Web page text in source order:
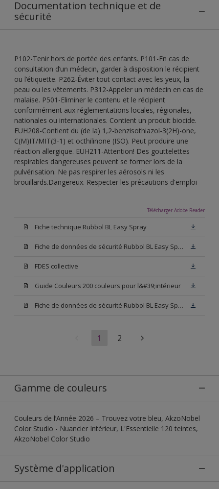
Documentation technique et de
sécurité
P102-Tenir hors de portée des enfants. P101-En cas de
consultation d’un médecin, garder à disposition le récipient
ou l’étiquette. P262-Éviter tout contact avec les yeux, la
peau ou les vêtements. P312-Appeler un médecin en cas de
malaise. P501-Eliminer le contenu et le récipient
conformément aux réglementations locales, régionales,
nationales ou internationales. Contient un produit biocide.
EUH208-Contient du (de la) 1,2-benzisothiazol-3(2H)-one,
C(M)IT/MIT(3-1) et octhilinone (ISO). Peut produire une
réaction allergique. EUH211-Attention! Des gouttelettes
respirables dangereuses peuvent se former lors de la
pulvérisation. Ne pas respirer les aérosols ni les
brouillards.Dangereux. Respecter les précautions d'emploi
Télécharger Adobe Reader
Fiche technique Rubbol BL Easy Spray
Fiche de données de sécurité Rubbol BL Easy Spray Base W05
FDES collective
Guide Couleurs 200 couleurs pour l&#39;intérieur
Fiche de données de sécurité Rubbol BL Easy Spray Blanc
1 2
Gamme de couleurs
Couleurs de l’Année 2026 – Trouvez votre bleu, AkzoNobel
Color Studio - Nuancier Intérieur, L'Essentielle 120 teintes,
AkzoNobel Color Studio
Système d'application